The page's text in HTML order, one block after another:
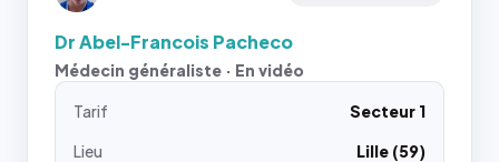
Dr Abel-Francois Pacheco
Médecin généraliste · En vidéo
Tarif
Secteur 1
Lieu
Lille (59)